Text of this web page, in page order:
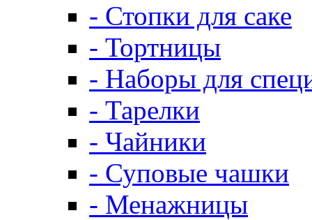
- Стопки для саке
- Тортницы
- Наборы для
- Тарелки
- Чайники
- Суповые чашки
- Менажницы